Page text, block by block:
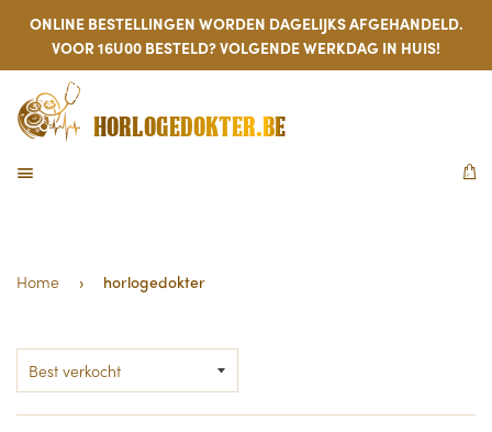
ONLINE BESTELLINGEN WORDEN DAGELIJKS AFGEHANDELD.
VOOR 16U00 BESTELD? VOLGENDE WERKDAG IN HUIS!
HORLOGEDOKTER.BE
Home › horlogedokter